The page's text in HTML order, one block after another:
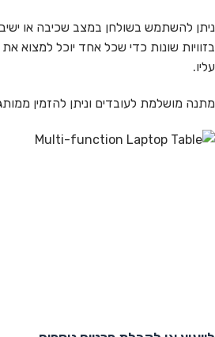
ניתן להשתמש בשולחן במצב שכיבה או
בזוויות שונות כדי שכל אחד יוכל למצוא
עליו.
מתנה מושלמת לעובדים וניתן להזמין